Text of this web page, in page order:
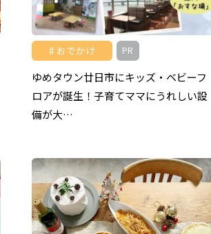
おでかけ PR
ゆめタウン廿日市にキッズ・ベビーフ
ロアが誕生！子育てママにうれしい設
備が大…